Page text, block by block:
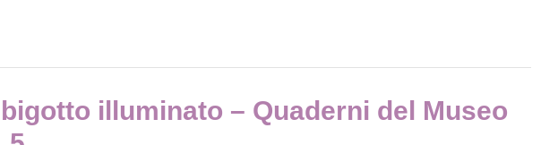
illuminato – Quaderni del Museo